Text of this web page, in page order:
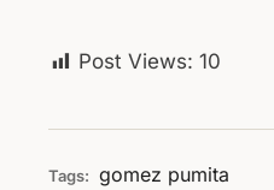
Post Views: 10
Tags: gomez pumita